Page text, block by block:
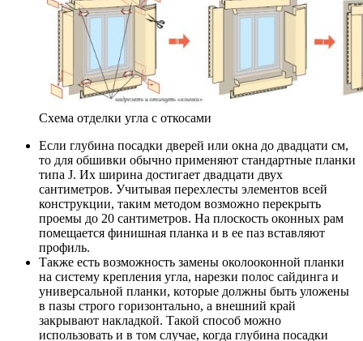
Схема отделки угла с откосами
Если глубина посадки дверей или окна до двадцати см,
то для обшивки обычно применяют стандартные планки
типа J. Их ширина достигает двадцати двух
сантиметров. Учитывая перехлесты элементов всей
конструкции, таким методом возможно перекрыть
проемы до 20 сантиметров. На плоскость оконных рам
помещается финишная планка и в ее паз вставляют
профиль.
Также есть возможность замены околооконной планки
на систему крепления угла, нарезки полос сайдинга и
универсальной планки, которые должны быть уложены
в пазы строго горизонтально, а внешний край
закрывают накладкой. Такой способ можно
использовать и в том случае, когда глубина посадки